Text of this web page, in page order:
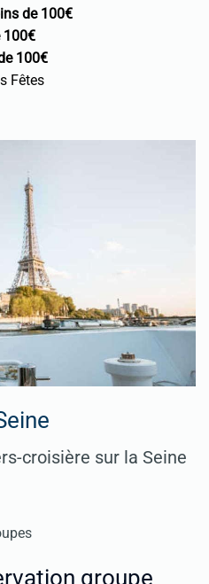
de 100€
100€
100€
Fêtes
croisière sur la Seine
groupe